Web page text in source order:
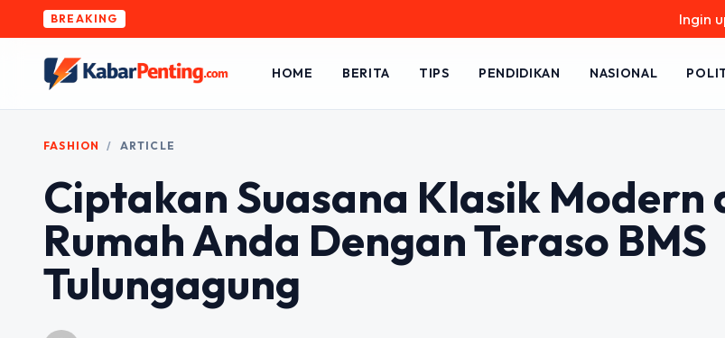
BREAKING Ingin upgrade
HOME BERITA TIPS PENDIDIKAN NASIONAL
FASHION / ARTICLE
Ciptakan Suasana Klasik Modern
Rumah Anda Dengan Teraso BMS
Tulungagung